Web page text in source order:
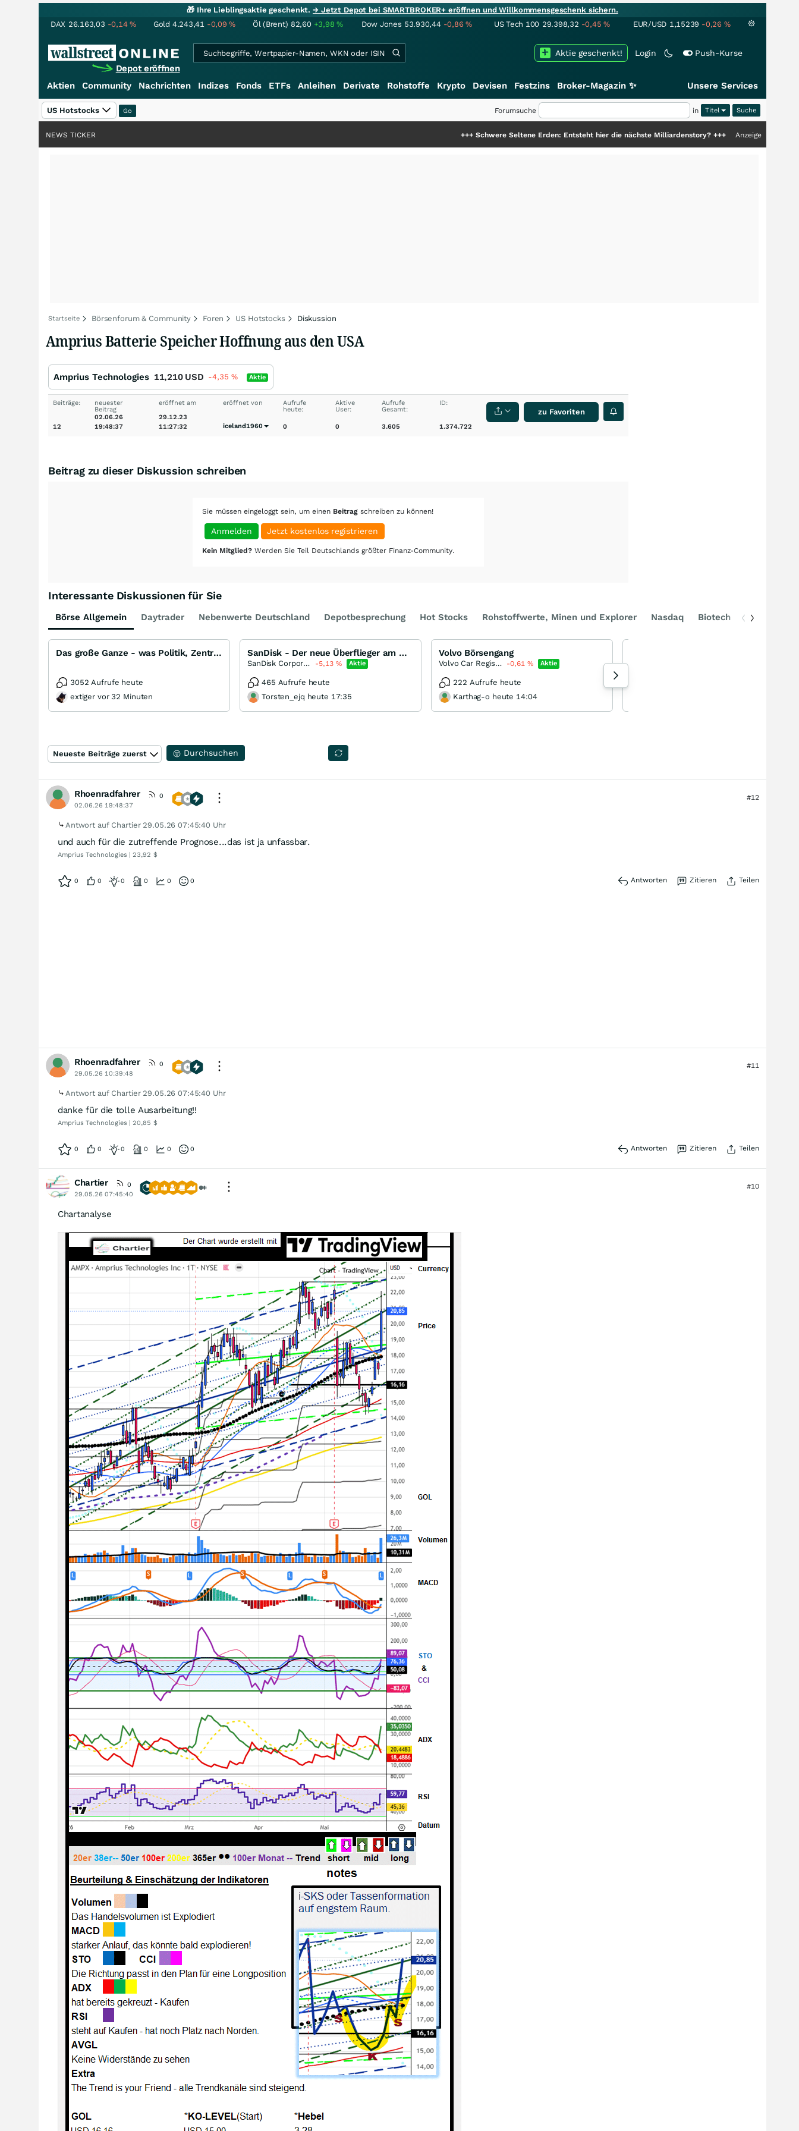
🎁 Ihre Lieblingsaktie geschenkt.→ Jetzt Depot bei SMARTBROKER+ eröffnen und Willkommensgeschenk sichern.
DAX 26.163,03 -0,14% Gold 4.243,41 -0,09% Öl (Brent) 82,60 +3,98% Dow Jones 53.930,44 -0,86% US Tech 100 29.398,32 -0,45% EUR/USD 1,15239 -0,26 %
Depot eröffnen
Login Push-Kurse
Aktie geschenkt!
Aktien Community Nachrichten Indizes Fonds ETFs Anleihen Derivate Rohstoffe Krypto Devisen Festzins Broker-Magazin ✨ Unsere Services
US Hotstocks Forumsuche in Titel
Schwere Seltene Erden: Entsteht hier die nächste Milliardenstory?+++ Anzeige
NEWS TICKER
Startseite Börsenforum & Community Foren US Hotstocks Diskussion
Amprius Batterie Speicher Hoffnung aus den USA
Amprius Technologies 11,210 USD -4,35 % Aktie
Beiträge:
12
neuester
Beitrag
02.06.26
19:48:37
eröffnet am
29.12.23
11:27:32
eröffnet von
iceland1960
Aufrufe
heute:
0
Aktive
User:
0
Aufrufe
Gesamt:
3.605
ID:
1.374.722
zu Favoriten
Beitrag zu dieser Diskussion schreiben
Sie müssen eingeloggt sein, um einen Beitrag schreiben zu können!
Anmelden Jetzt kostenlos registrieren
Kein Mitglied? Werden Sie Teil Deutschlands größter Finanz-Community.
Interessante Diskussionen für Sie
Börse Allgemein Daytrader Nebenwerte Deutschland Depotbesprechung Hot Stocks Rohstoffwerte, Minen und Explorer Nasdaq Biotech DAX
Das große Ganze - was Politik, Zentralbanken, Trends, Medien und Gesellschaft mit Aktien, Rohstoffen
3052 Aufrufe heute
extiger vor 32 Minuten
SanDisk - Der neue Überflieger am Markt für Speicherchips
SanDisk Corporation -5,13% Aktie
465 Aufrufe heute
Torsten_ejq heute 17:35
Volvo Börsengang
Volvo Car Registered (B) -0,61% Aktie
222 Aufrufe heute
Karthag-o heute 14:04
Neueste Beiträge zuerst Durchsuchen
Rhoenradfahrer
0
02.06.26 19:48:37
#12
Antwort auf Chartier 29.05.26 07:45:40 Uhr
und auch für die zutreffende Prognose...das ist ja unfassbar.
Amprius Technologies | 23,92 $
0 0 0 0 0 0 Antworten Zitieren Teilen
Rhoenradfahrer
0
29.05.26 10:39:48
#11
Antwort auf Chartier 29.05.26 07:45:40 Uhr
danke für die tolle Ausarbeitung!!
Amprius Technologies | 20,85 $
0 0 0 0 0 0 Antworten Zitieren Teilen
Chartier
0
29.05.26 07:45:40
#10
Chartanalyse